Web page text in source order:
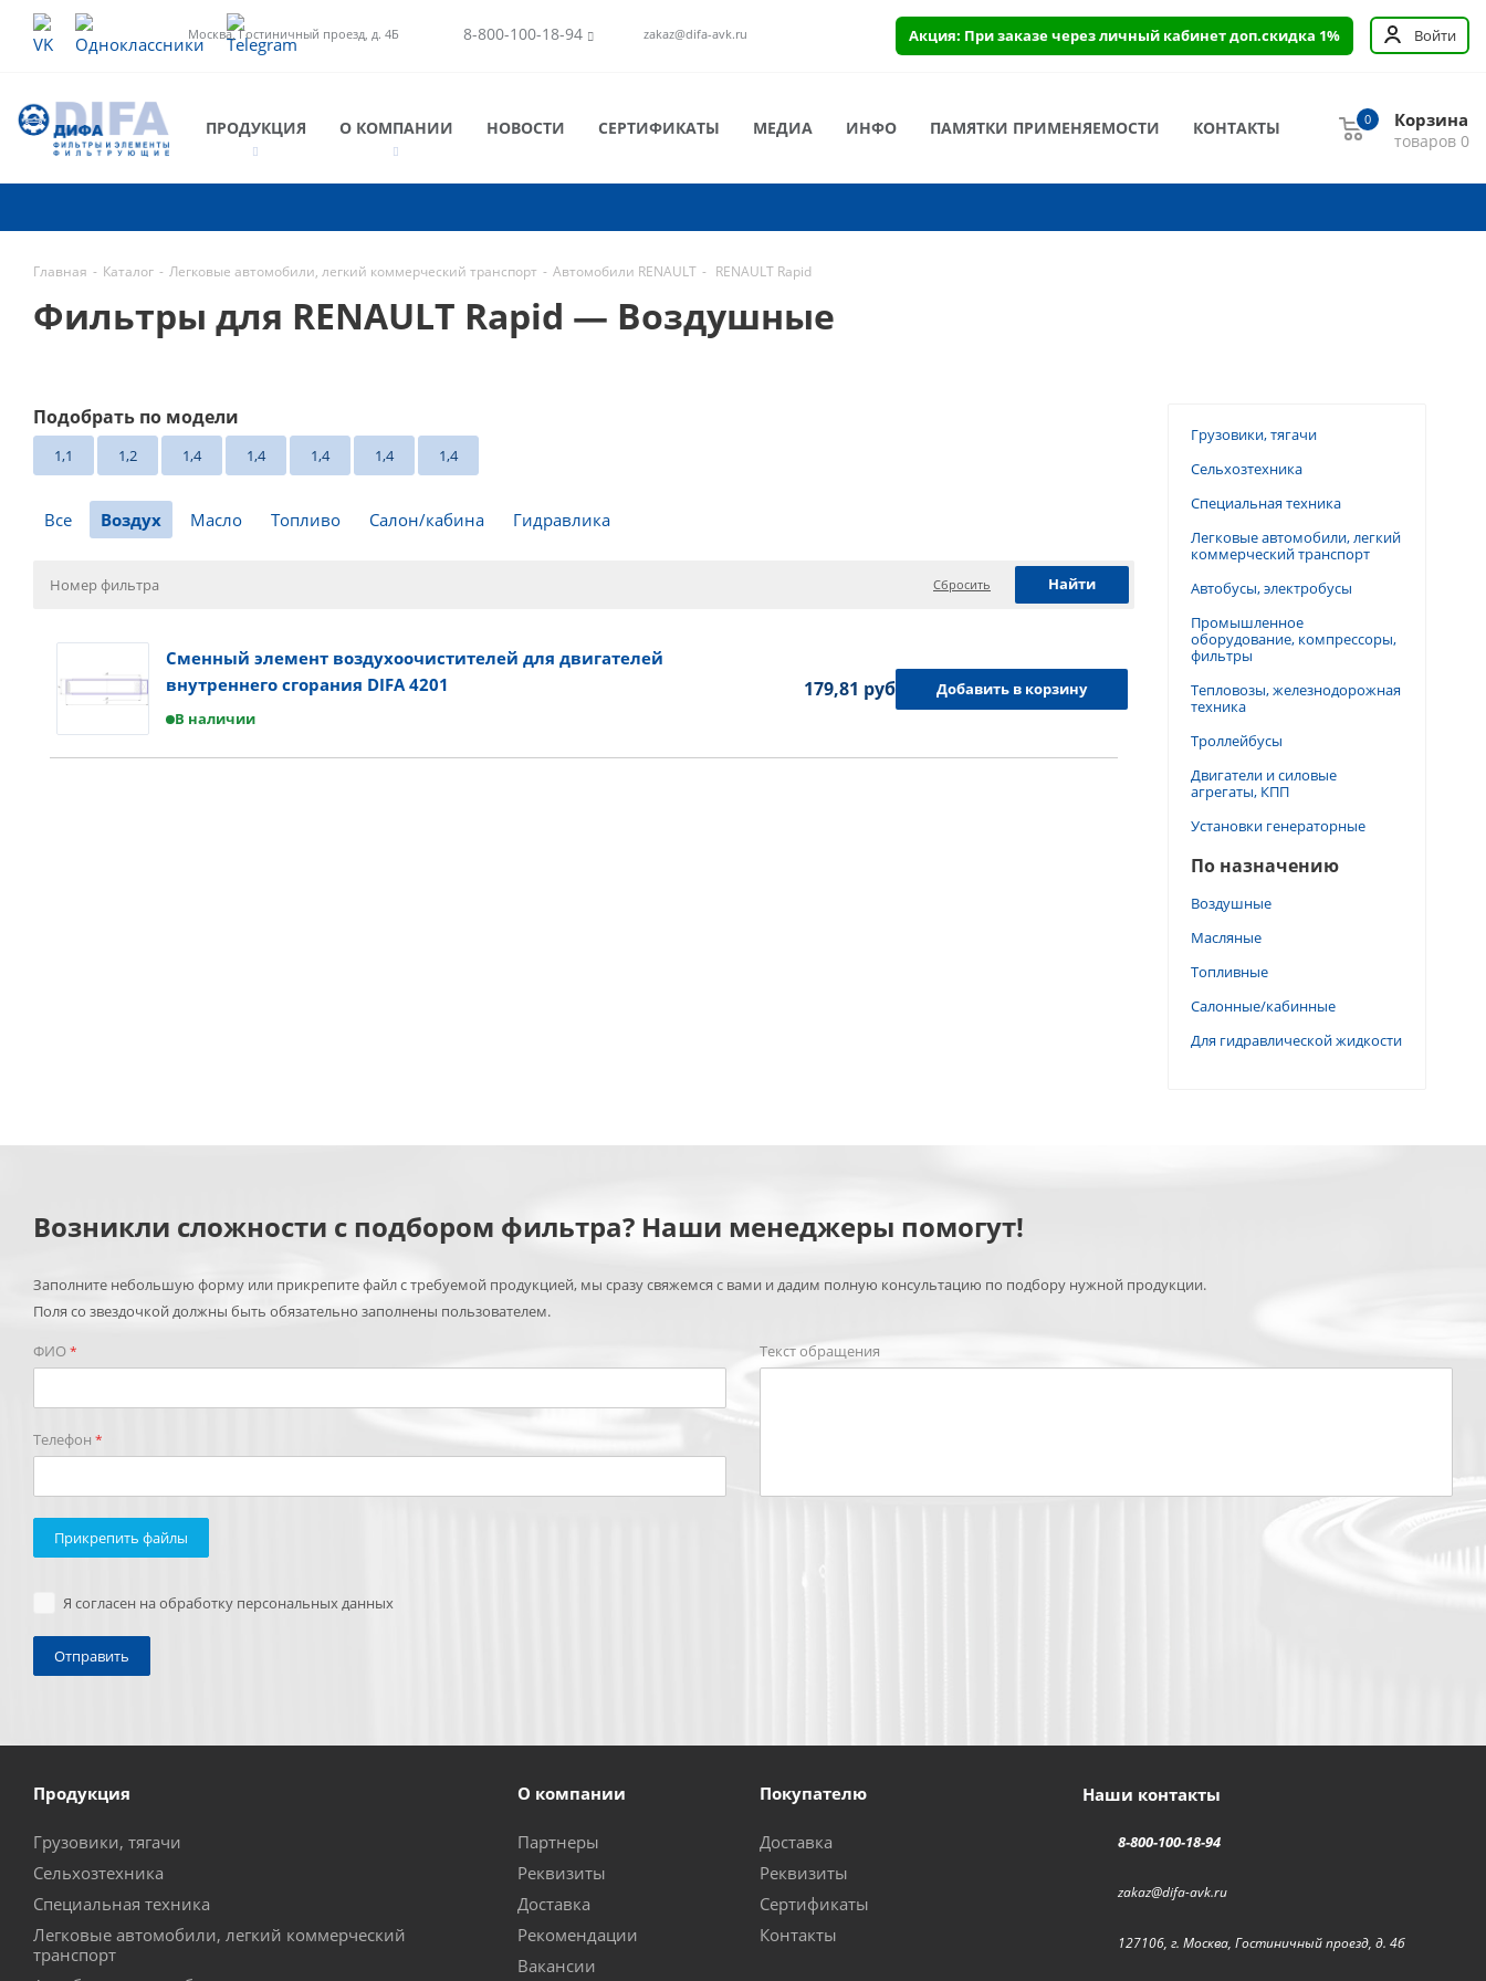
Москва, Гостиничный проезд, д. 4Б 8-800-100-18-94 zakaz@difa-avk.ru Акция: При заказе через личный кабинет доп.скидка 1% Войти
ПРОДУКЦИЯ О КОМПАНИИ НОВОСТИ СЕРТИФИКАТЫ МЕДИА ИНФО ПАМЯТКИ ПРИМЕНЯЕМОСТИ КОНТАКТЫ Корзина
товаров 0
0
Главная - Каталог - Легковые автомобили, легкий коммерческий транспорт - Автомобили RENAULT - RENAULT Rapid
Фильтры для RENAULT Rapid — Воздушные
Подобрать по модели
1,1 1,2 1,4 1,4 1,4 1,4 1,4
Все Воздух Масло Топливо Салон/кабина Гидравлика
Сбросить
Сменный элемент воздухоочистителей для двигателей
внутреннего сгорания DIFA 4201
В наличии
179,81 руб. Добавить в корзину
Грузовики, тягачи
Сельхозтехника
Специальная техника
Легковые автомобили, легкий
коммерческий транспорт
Автобусы, электробусы
Промышленное
оборудование, компрессоры,
фильтры
Тепловозы, железнодорожная
техника
Троллейбусы
Двигатели и силовые
агрегаты, КПП
Установки генераторные
По назначению
Воздушные
Масляные
Топливные
Салонные/кабинные
Для гидравлической жидкости
Возникли сложности с подбором фильтра? Наши менеджеры помогут!
Заполните небольшую форму или прикрепите файл с требуемой продукцией, мы сразу свяжемся с вами и дадим полную консультацию по подбору нужной продукции.
Поля со звездочкой должны быть обязательно заполнены пользователем.
ФИО*
Телефон *
Текст обращения
Прикрепить файлы
Я согласен на обработку персональных данных
Продукция
Грузовики, тягачи
Сельхозтехника
Специальная техника
Легковые автомобили, легкий коммерческий
транспорт
О компании
Партнеры
Реквизиты
Доставка
Рекомендации
Вакансии
Покупателю
Доставка
Реквизиты
Сертификаты
Контакты
Наши контакты
8-800-100-18-94
zakaz@difa-avk.ru
127106, г. Москва, Гостиничный проезд, д. 4б